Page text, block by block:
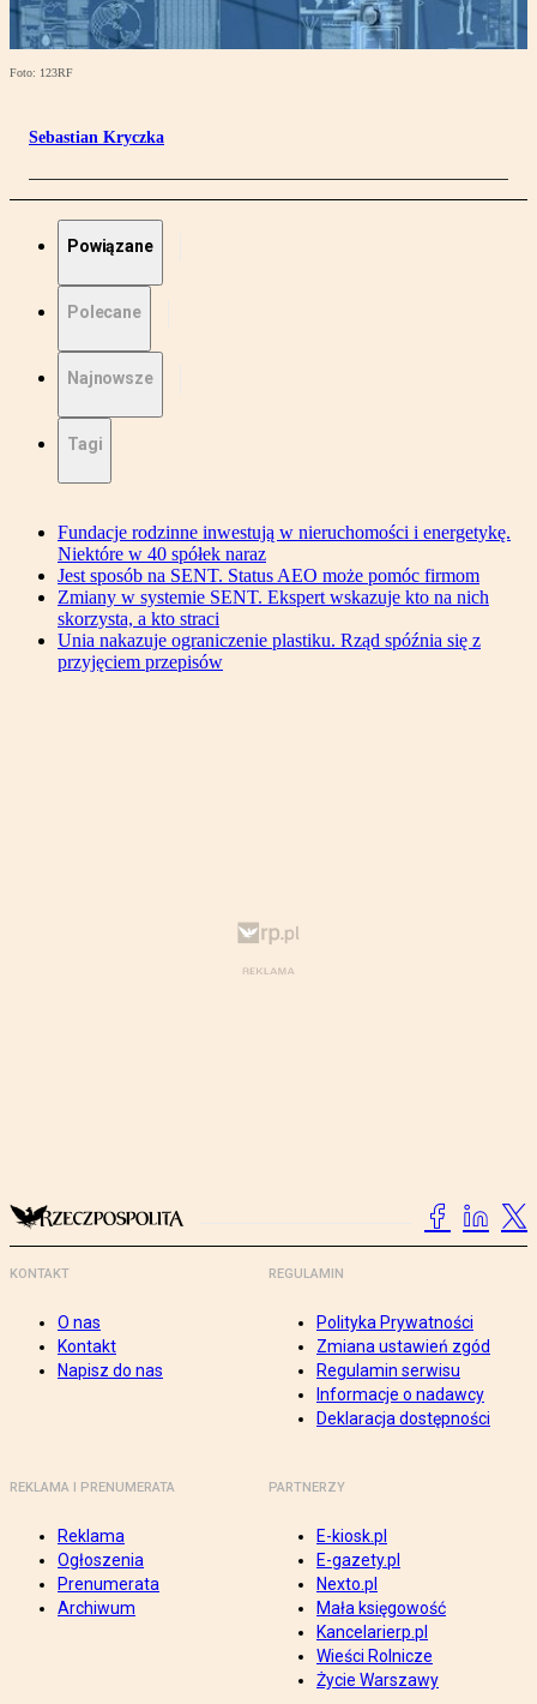
Foto: 123RF
Sebastian Kryczka
Powiązane
Polecane
Najnowsze
Tagi
Fundacje rodzinne inwestują w nieruchomości i energetykę.
Niektóre w 40 spółek naraz
Jest sposób na SENT. Status AEO może pomóc firmom
Zmiany w systemie SENT. Ekspert wskazuje kto na nich
skorzysta, a kto straci
Unia nakazuje ograniczenie plastiku. Rząd spóźnia się z
przyjęciem przepisów
KONTAKT
O nas
Kontakt
Napisz do nas
REGULAMIN
Polityka Prywatności
Zmiana ustawień zgód
Regulamin serwisu
Informacje o nadawcy
Deklaracja dostępności
REKLAMA I PRENUMERATA
Reklama
Ogłoszenia
Prenumerata
Archiwum
PARTNERZY
E-kiosk.pl
E-gazety.pl
Nexto.pl
Mała księgowość
Kancelarierp.pl
Wieści Rolnicze
Życie Warszawy